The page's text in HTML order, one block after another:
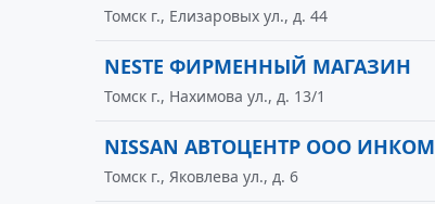
Томск г., Елизаровых ул., д. 44
NESTE ФИРМЕННЫЙ МАГАЗИН
Томск г., Нахимова ул., д. 13/1
NISSAN АВТОЦЕНТР ООО ИНКОМ
Томск г., Яковлева ул., д. 6